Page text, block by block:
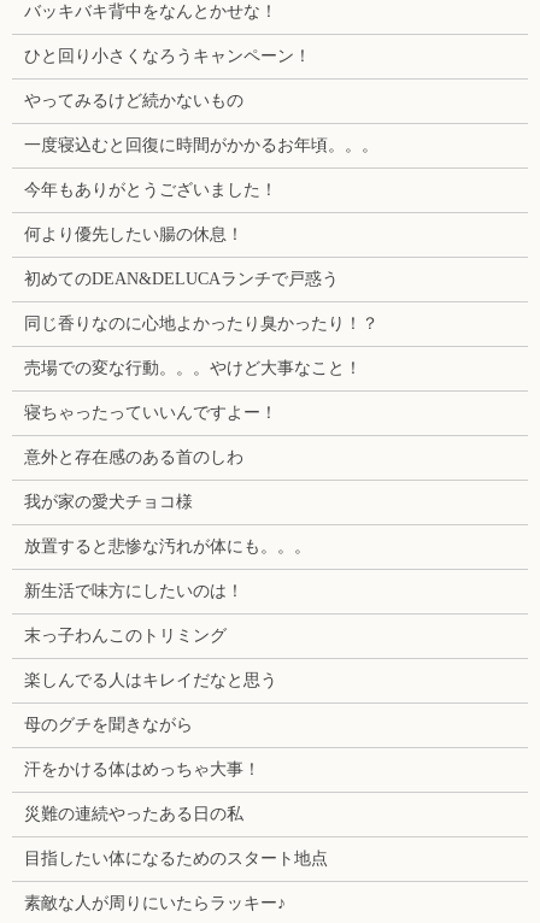
バッキバキ背中をなんとかせな！
ひと回り小さくなろうキャンペーン！
やってみるけど続かないもの
一度寝込むと回復に時間がかかるお年頃。。。
今年もありがとうございました！
何より優先したい腸の休息！
初めてのDEAN&DELUCAランチで戸惑う
同じ香りなのに心地よかったり臭かったり！？
売場での変な行動。。。やけど大事なこと！
寝ちゃったっていいんですよー！
意外と存在感のある首のしわ
我が家の愛犬チョコ様
放置すると悲惨な汚れが体にも。。。
新生活で味方にしたいのは！
末っ子わんこのトリミング
楽しんでる人はキレイだなと思う
母のグチを聞きながら
汗をかける体はめっちゃ大事！
災難の連続やったある日の私
目指したい体になるためのスタート地点
素敵な人が周りにいたらラッキー♪